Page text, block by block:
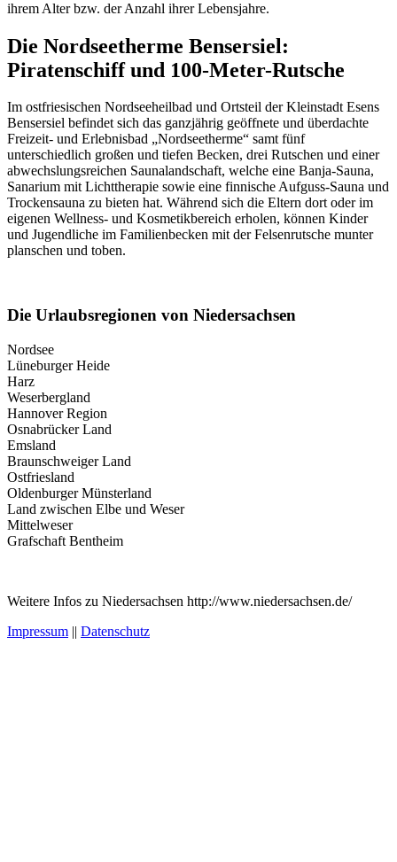
ihrem Alter bzw. der Anzahl ihrer Lebensjahre.
Die Nordseetherme Bensersiel:
Piratenschiff und 100-Meter-Rutsche
Im ostfriesischen Nordseeheilbad und Ortsteil der Kleinstadt Esens
Bensersiel befindet sich das ganzjährig geöffnete und überdachte
Freizeit- und Erlebnisbad „Nordseetherme“ samt fünf
unterschiedlich großen und tiefen Becken, drei Rutschen und einer
abwechslungsreichen Saunalandschaft, welche eine Banja-Sauna,
Sanarium mit Lichttherapie sowie eine finnische Aufguss-Sauna und
Trockensauna zu bieten hat. Während sich die Eltern dort oder im
eigenen Wellness- und Kosmetikbereich erholen, können Kinder
und Jugendliche im Familienbecken mit der Felsenrutsche munter
planschen und toben.
Die Urlaubsregionen von Niedersachsen
Nordsee
Lüneburger Heide
Harz
Weserbergland
Hannover Region
Osnabrücker Land
Emsland
Braunschweiger Land
Ostfriesland
Oldenburger Münsterland
Land zwischen Elbe und Weser
Mittelweser
Grafschaft Bentheim
Weitere Infos zu Niedersachsen http://www.niedersachsen.de/
Impressum || Datenschutz